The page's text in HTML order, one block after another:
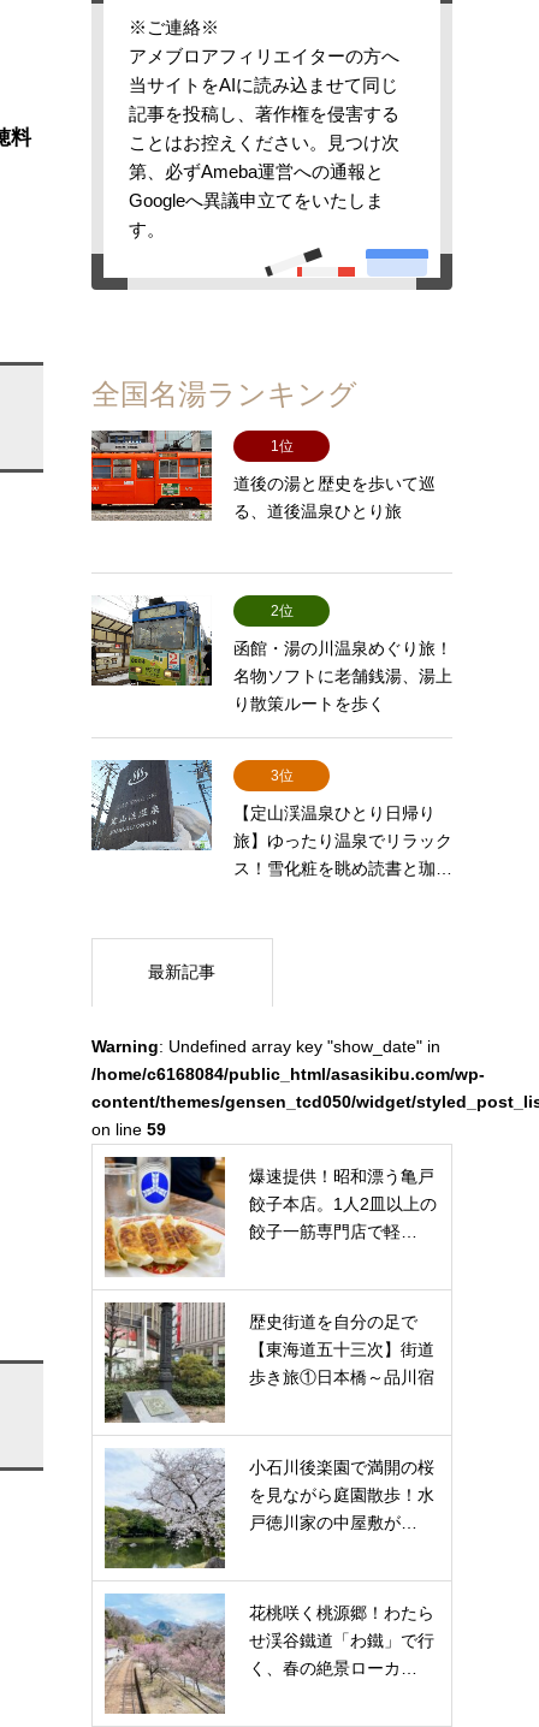
料
※ご連絡※
アメブロアフィリエイターの方へ
当サイトをAIに読み込ませて同じ
記事を投稿し、著作権を侵害する
ことはお控えください。見つけ次
第、必ずAmeba運営への通報と
Googleへ異議申立てをいたしま
す。
全国名湯ランキング
1位
道後の湯と歴史を歩いて巡
る、道後温泉ひとり旅
2位
函館・湯の川温泉めぐり旅！
名物ソフトに老舗銭湯、湯上
り散策ルートを歩く
3位
【定山渓温泉ひとり日帰り
旅】ゆったり温泉でリラック
ス！雪化粧を眺め読書と珈…
最新記事
Warning: Undefined array key "show_date" in
/home/c6168084/public_html/asasikibu.com/wp-
content/themes/gensen_tcd050/widget/
on line 59
爆速提供！昭和漂う亀戸
餃子本店。1人2皿以上の
餃子一筋専門店で軽…
歴史街道を自分の足で
【東海道五十三次】街道
歩き旅①日本橋～品川宿
小石川後楽園で満開の桜
を見ながら庭園散歩！水
戸徳川家の中屋敷が…
花桃咲く桃源郷！わたら
せ渓谷鐵道「わ鐵」で行
く、春の絶景ローカ…